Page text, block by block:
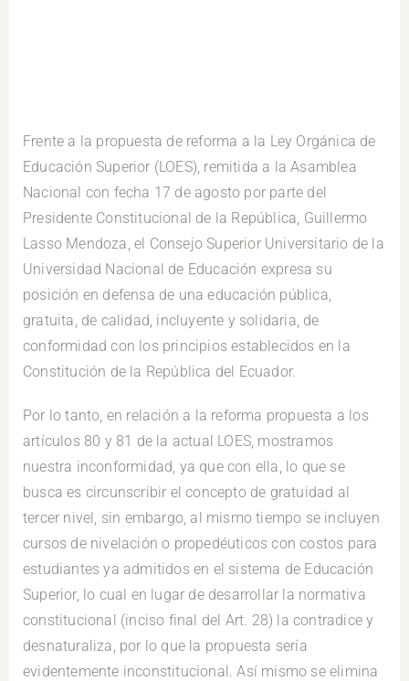
Frente a la propuesta de reforma a la Ley Orgánica de
Educación Superior (LOES), remitida a la Asamblea
Nacional con fecha 17 de agosto por parte del
Presidente Constitucional de la República, Guillermo
Lasso Mendoza, el Consejo Superior Universitario de la
Universidad Nacional de Educación expresa su
posición en defensa de una educación pública,
gratuita, de calidad, incluyente y solidaria, de
conformidad con los principios establecidos en la
Constitución de la República del Ecuador.
Por lo tanto, en relación a la reforma propuesta a los
artículos 80 y 81 de la actual LOES, mostramos
nuestra inconformidad, ya que con ella, lo que se
busca es circunscribir el concepto de gratuidad al
tercer nivel, sin embargo, al mismo tiempo se incluyen
cursos de nivelación o propedéuticos con costos para
estudiantes ya admitidos en el sistema de Educación
Superior, lo cual en lugar de desarrollar la normativa
constitucional (inciso final del Art. 28) la contradice y
desnaturaliza, por lo que la propuesta sería
evidentemente inconstitucional. Así mismo se elimina